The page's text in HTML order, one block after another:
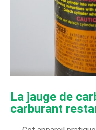
La jauge de
carburant